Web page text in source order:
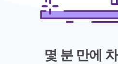
몇 분 만에